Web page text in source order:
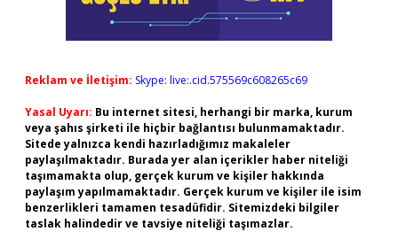
Reklam ve İletişim: Skype: live:.cid.575569c608265c69
Yasal Uyarı: Bu internet sitesi, herhangi bir marka, kurum
veya şahıs şirketi ile hiçbir bağlantısı bulunmamaktadır.
Sitede yalnızca kendi hazırladığımız makaleler
paylaşılmaktadır. Burada yer alan içerikler haber niteliği
taşımamakta olup, gerçek kurum ve kişiler hakkında
paylaşım yapılmamaktadır. Gerçek kurum ve kişiler ile isim
benzerlikleri tamamen tesadüfidir. Sitemizdeki bilgiler
taslak halindedir ve tavsiye niteliği taşımazlar.